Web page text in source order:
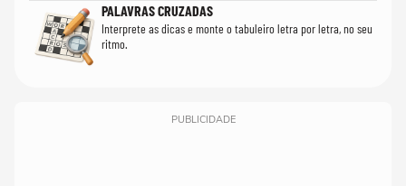
PALAVRAS CRUZADAS
Interprete as dicas e monte o tabuleiro letra por letra, no seu
ritmo.
PUBLICIDADE